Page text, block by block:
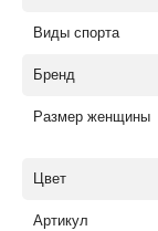
Виды спорта
Бренд
Размер женщины
Цвет
Артикул